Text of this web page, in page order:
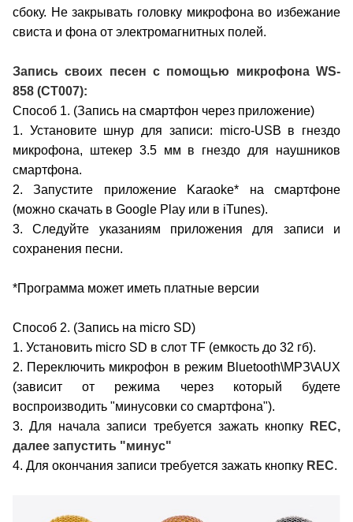
сбоку. Не закрывать головку микрофона во избежание
свиста и фона от электромагнитных полей.
Запись своих песен с помощью микрофона WS-
858 (CT007):
Способ 1. (Запись на смартфон через приложение)
1. Установите шнур для записи: micro-USB в гнездо
микрофона, штекер 3.5 мм в гнездо для наушников
смартфона.
2. Запустите приложение Karaoke* на смартфоне
(можно скачать в Google Play или в iTunes).
3. Следуйте указаниям приложения для записи и
сохранения песни.
*Программа может иметь платные версии
Способ 2. (Запись на micro SD)
1. Установить micro SD в слот TF (емкость до 32 гб).
2. Переключить микрофон в режим Bluetooth\МРЗ\AUX
(зависит от режима через который будете
воспроизводить "минусовки со смартфона").
3. Для начала записи требуется зажать кнопку
REC,
далее запустить "минус"
4. Для окончания записи требуется зажать кнопку REC.